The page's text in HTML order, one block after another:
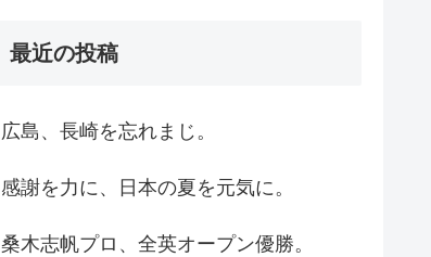
最近の投稿
広島、長崎を忘れまじ。
感謝を力に、日本の夏を元気に。
桑木志帆プロ、全英オープン優勝。